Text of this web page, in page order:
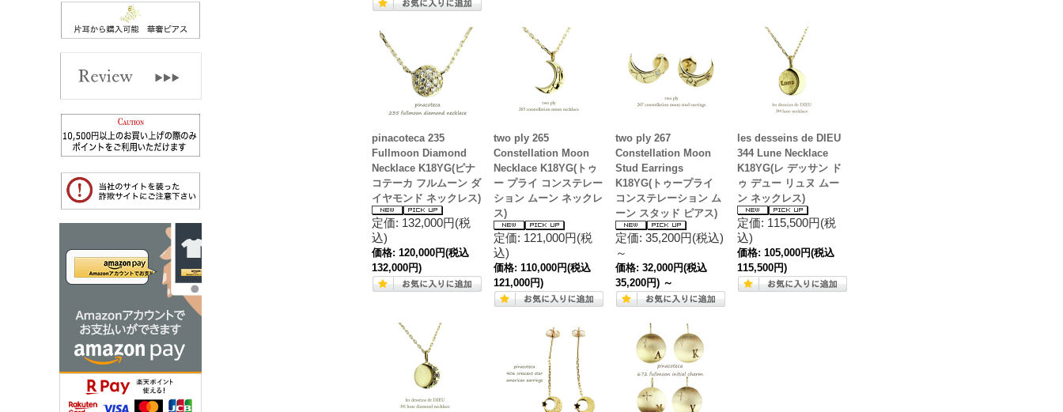
pinacoteca 235
Fullmoon Diamond
Necklace K18YG(ピナ
コテーカ フルムーン ダ
イヤモンド ネックレス)
定価: 132,000円(税
込)
価格: 120,000円(税込
132,000円)
two ply 265
Constellation Moon
Necklace K18YG(トゥ
ー プライ コンステレー
ション ムーン ネックレ
ス)
定価: 121,000円(税
込)
価格: 110,000円(税込
121,000円)
two ply 267
Constellation Moon
Stud Earrings
K18YG(トゥープライ
コンステレーション ム
ーン スタッド ピアス)
定価: 35,200円(税込)
～
価格: 32,000円(税込
35,200円) ～
les desseins de DIEU
344 Lune Necklace
K18YG(レ デッサン ド
ゥ デュー リュヌ ムー
ン ネックレス)
定価: 115,500円(税
込)
価格: 105,000円(税込
115,500円)